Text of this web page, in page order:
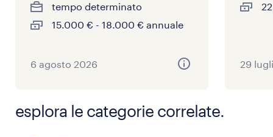
tempo determinato
15.000 € - 18.000 € annuale
6 agosto 2026 29
esplora le categorie correlate.